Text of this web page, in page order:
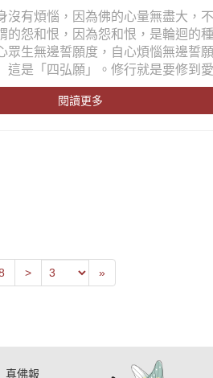
沒有煩惱，因為佛的心量無盡大，
的怨和恨，因為怨和恨，是輪迴的
眾生無邊誓願度，自心煩惱無邊誓
這是「四弘願」。修行就是要修到
閱讀更多
>Previous »Last
真佛報